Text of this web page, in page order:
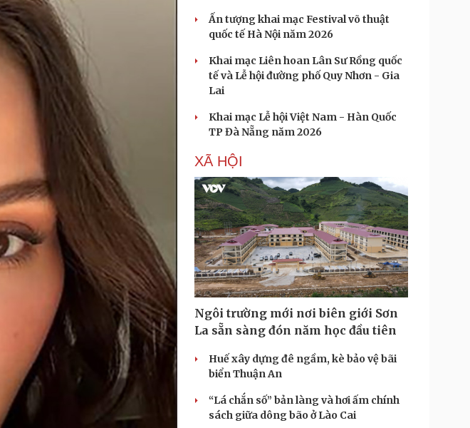
Ấn tượng khai mạc Festival võ thuật
quốc tế Hà Nội năm 2026
Khai mạc Liên hoan Lân Sư Rồng quốc
tế và Lễ hội đường phố Quy Nhơn - Gia
Lai
Khai mạc Lễ hội Việt Nam - Hàn Quốc
TP Đà Nẵng năm 2026
XÃ HỘI
Ngôi trường mới nơi biên giới Sơn
La sẵn sàng đón năm học đầu tiên
Huế xây dựng đê ngầm, kè bảo vệ bãi
biển Thuận An
“Lá chắn số” bản làng và hơi ấm chính
sách giữa dông bão ở Lào Cai